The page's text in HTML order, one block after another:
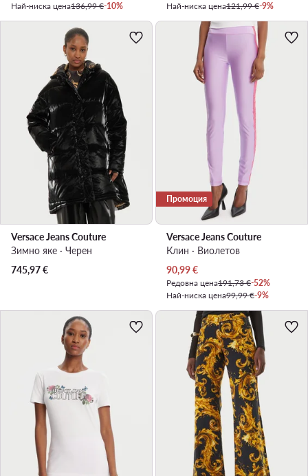
Най-ниска цена136,99 €-10%
Най-ниска цена121,99 €-9%
Versace Jeans Couture
Зимно яке · Черен
745,97€
Промоция
Versace Jeans Couture
Клин · Виолетов
Актуална цена
90,99€
Редовна цена191,73 €-52%
Най-ниска цена99,99 €-9%